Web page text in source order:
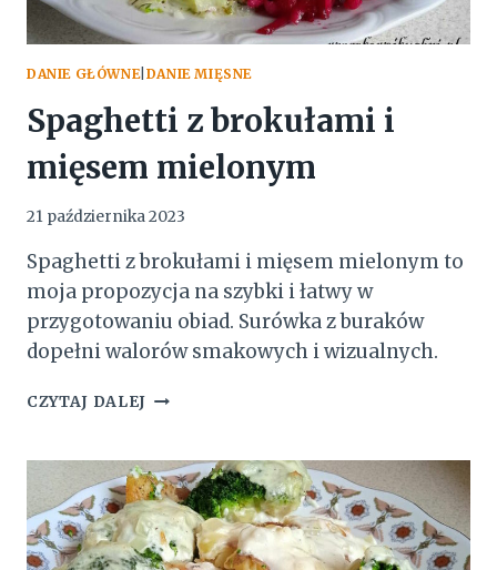
DANIE GŁÓWNE| DANIE MIĘSNE
Spaghetti z brokułami i
mięsem mielonym
21 października 2023
Spaghetti z brokułami i mięsem mielonym to
moja propozycja na szybki i łatwy w
przygotowaniu obiad. Surówka z buraków
dopełni walorów smakowych i wizualnych.
CZYTAJ DALEJ SPAGHETTI
I
MIĘSEM
MIELONYM